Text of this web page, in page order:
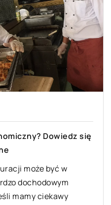
cesarką, jest
na świecie.
w tym kraju […]